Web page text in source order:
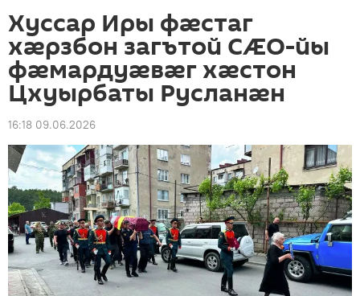
Хуссар Иры фӕстаг
хӕрзбон загътой СӔО-йы
фӕмардуӕвӕг хӕстон
Цхуырбаты Русланӕн
16:18 09.06.2026